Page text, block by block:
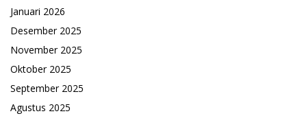
Januari 2026
Desember 2025
November 2025
Oktober 2025
September 2025
Agustus 2025